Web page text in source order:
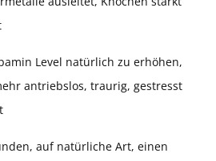
Level natürlich zu erhöhen,
antriebslos, traurig, gestresst
auf natürliche Art, einen